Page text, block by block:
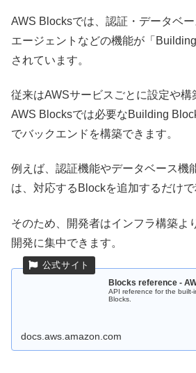
AWS Blocksでは、認証・データベ
エージェントなどの機能が「
されています。
従来はAWSサービスごとに設定や構
AWS Blocksでは必要なBuilding
でバックエンドを構築できます。
例えば、認証機能やデータベース機
は、対応するBlockを追加するだけで
そのため、開発者はインフラ構築よ
開発に集中できます。
Blocks reference -
API reference for the built-
Blocks.
docs.aws.amazon.com